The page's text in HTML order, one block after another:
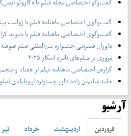
گفت‌وگوی اختصاصی ماهنامه فیلم با ژولیت
گفت‌وگوی اختصاصی ماهنامه فیلم با دیوید
داوران فیپرشی جشنواره بین‌المللی فیلم
مروری بر فیلم‌های نامزد اسکار ۲۰۲۵
گزارش اختصاصی ماهنامه فیلم از هفتاد و
حامد سلیمان زاده داور جشنواره لیوبلیانای
آرشیو
فروردين ارديبهشت خرداد تير